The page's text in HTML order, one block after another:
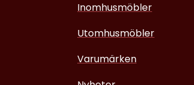
Inomhusmöbler
Utomhusmöbler
Varumärken